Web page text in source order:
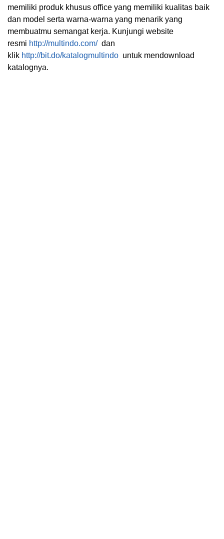
memiliki produk khusus office yang memiliki kualitas baik
dan model serta warna-warna yang menarik yang
membuatmu semangat kerja. Kunjungi website
resmi http://multindo.com/dan
klik http://bit.do/katalogmultindo untuk mendownload
katalognya.